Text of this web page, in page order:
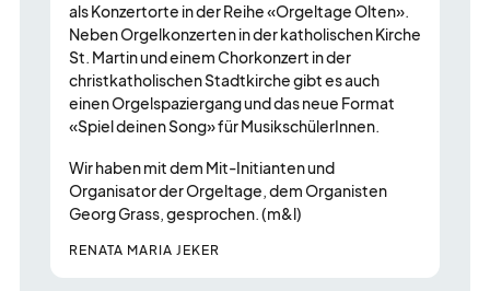
als Konzertorte in der Reihe «Orgeltage Olten».
Neben Orgelkonzerten in der katholischen Kirche
St. Martin und einem Chorkonzert in der
christkatholischen Stadtkirche gibt es auch
einen Orgelspaziergang und das neue Format
«Spiel deinen Song» für MusikschülerInnen.
Wir haben mit dem Mit-Initianten und
Organisator der Orgeltage, dem Organisten
Georg Grass, gesprochen. (m&l)
RENATA MARIA JEKER